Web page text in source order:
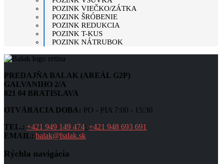
POZINK VIEČKO/ZÁTKA
POZINK ŠRÓBENIE
POZINK REDUKCIA
POZINK T-KUS
POZINK NÁTRUBOK
PREDAJŇA BALAK (AREÁL G2P)
GALVANIHO 2/A
821 04 BRATISLAVA
OTVÁRACIA DOBA: PO - PIA 7:00 - 15:30
TEL.: +421 949 149 474; +421 948 693 691
EMAIL: balak@balak.sk
Rýchla navigácia